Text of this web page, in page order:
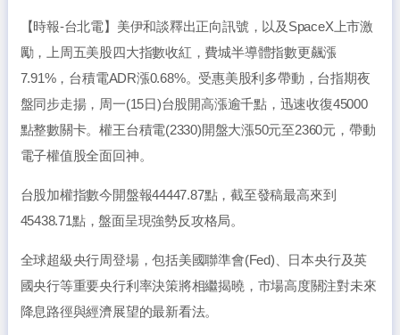
【時報-台北電】美伊和談釋出正向訊號，以及SpaceX上市激
勵，上周五美股四大指數收紅，費城半導體指數更飆漲
7.91%，台積電ADR漲0.68%。受惠美股利多帶動，台指期夜
盤同步走揚，周一(15日)台股開高漲逾千點，迅速收復45000
點整數關卡。權王台積電(2330)開盤大漲50元至2360元，帶動
電子權值股全面回神。
台股加權指數今開盤報44447.87點，截至發稿最高來到
45438.71點，盤面呈現強勢反攻格局。
全球超級央行周登場，包括美國聯準會(Fed)、日本央行及英
國央行等重要央行利率決策將相繼揭曉，市場高度關注對未來
降息路徑與經濟展望的最新看法。